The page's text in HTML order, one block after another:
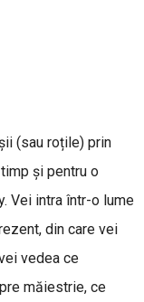
(sau roțile) prin
și pentru o
Vei intra într-o lume
din care vei
vedea ce
măiestrie, ce